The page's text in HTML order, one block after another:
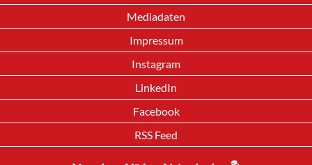
Mediadaten
Impressum
Instagram
LinkedIn
Facebook
RSS Feed